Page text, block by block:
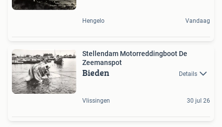
Hengelo Vandaag
Stellendam Motorreddingboot De
Zeemanspot
Bieden Details
Vlissingen 30 jul 26